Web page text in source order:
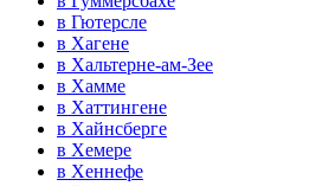
в Гютерсле
в Хагене
в Хальтерне-ам-Зее
в Хамме
в Хаттингене
в Хайнсберге
в Хемере
в Хеннефе